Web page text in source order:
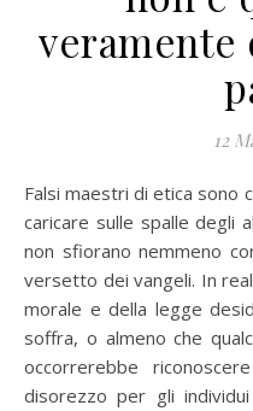
veramente
12
Falsi maestri di etica sono coloro che amano (o godono nel)
caricare sulle spalle degli
non sfiorano nemmeno
versetto dei vangeli. In
morale e della legge
soffra, o almeno che
occorrerebbe
disorezzo per gli